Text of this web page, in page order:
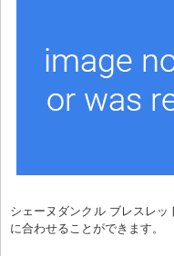
シェーヌダンクル ブレスレ
に合わせることができます。